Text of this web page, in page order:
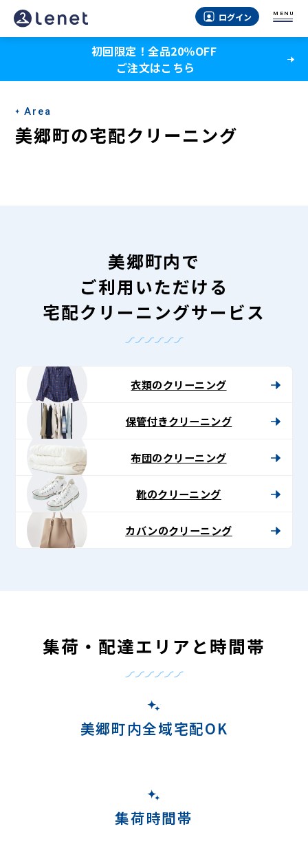
美
郷
の
宅
配
ト〉
ログイン MENU
初回限定！全品20％OFF
ご注文はこちら
Area
美郷町の宅配クリーニング
美郷町内で
ご利用いただける
宅配クリーニングサービス
衣類のクリーニング
保管付きクリーニング
布団のクリーニング
靴のクリーニング
カバンのクリーニング
集荷・配達エリアと時間帯
美郷町内全域宅配OK
集荷時間帯